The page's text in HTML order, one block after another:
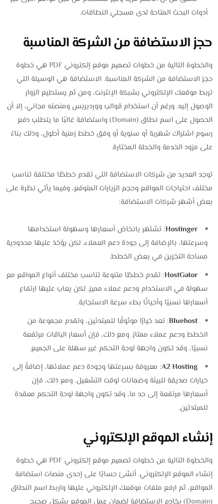
أدوات البحث المتاحة لدى مسجلي النطاقات.
حجز الاستضافة من الشركة المناسبة
والخطوة التالية من خطوات تصميم موقع إلكتروني PDF هي خطوة
حجز الاستضافة من الشركة المناسبة. الاستضافة هي الوسيلة التي
تربط موقعك الإلكتروني بشبكة الإنترنت، ومن ثم يستطيع الزوار
الوصول إليه. ورغم أن استخدام قوالب ووردبريس ومنصته مجاني، إلا أن
الحصول على اسم نطاق (Domain) واستضافة غالبًا ما يتطلب دفع
رسوم اشتراك شهرية أو سنوية أو وفق خطط زمنية أطول، وذلك بناءً
على مزود الخدمة والخطة المختارة.
توجد العديد من شركات الاستضافة التي تقدم خططًا مختلفة تناسب
مختلف احتياجات المواقع وحجم الزيارات المتوقع، وفيما يأتي نظرة على
بعض أشهر شركات الاستضافة:
Hostinger: تشتهر بانخاض أسعارها وسهولة استخدامها
وسرعتها، بالإضافة إلى جودة دعم العملاء. لكن يؤخذ عليها محدودية
مساحة التخزين في بعض الخطط.
HostGator: تقدم خططًا متنوعة تناسب مختلف أنواع المواقع مع
سهولة في الاستخدام ودعم عملاء مميز. لكن يعاب عليها ارتفاع
أسعارها نسبيًا وأحيانًا بطء سرعة الاستجابة.
Bluehost: تعد خيارًا موثوقًا للمبتدئين، وتقدم مجموعة من
الخطط ودعم عملاء ممتاز. ومع ذلك، فإن أسعار الباقات مرتفعة
نسبيًا، وقد تكون واجهة لوحة التحكم غير سهلة على الجميع.
A2 Hosting: معروفة بسرعتها وجودة دعم عملائها، إضافةً إلى
خيارات صديقة للبيئة وضمانات لوقت التشغيل. ومع ذلك، فإن
أسعارها مرتفعة إلى حد ما، وقد تكون واجهة لوحة التحكم معقدة
للمبتدئين.
إنشاء الموقع الإلكتروني
والخطوة التالية من خطوات تصميم موقع إلكتروني PDF هي خطوة
إنشاء الموقع الإلكتروني. أنشئ حسابًا على إحدى منصات استضافة
المواقع، ثم ارفع ملفات موقعك الإلكتروني عليها واربط اسم النطاق